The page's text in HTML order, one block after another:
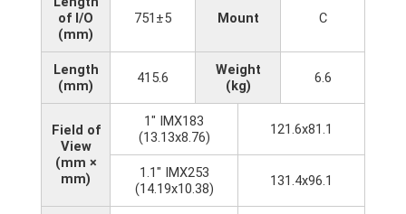
of I/O
(mm)
751±5 Mount C
Length
(mm)
415.6
Weight
(kg)
6.6
Field of
View
(mm ×
mm)
1" IMX183
(13.13x8.76)
121.6x81.1
1.1" IMX253
(14.19x10.38)
131.4x96.1